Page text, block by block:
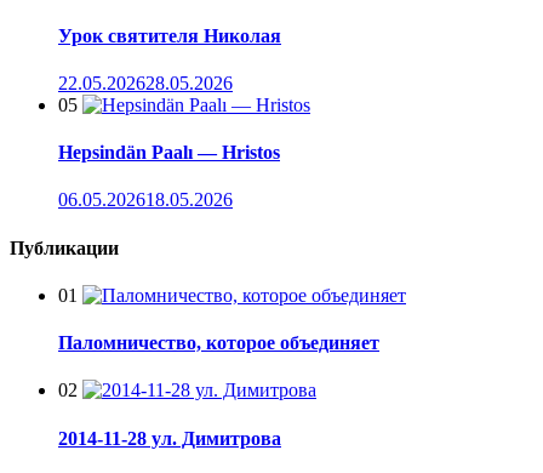
Урок святителя Николая
22.05.202628.05.2026
05
Hepsindän Paalı — Hristos
06.05.202618.05.2026
Публикации
01
Паломничество, которое объединяет
02
2014-11-28 ул. Димитрова